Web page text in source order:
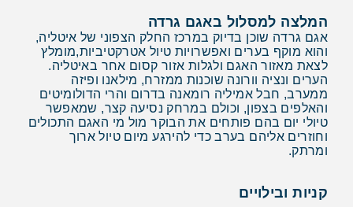
המלצה למסלול באגם גרדה
אגם גרדה שוכן בדיוק במרכז החלק הצפוני של איטליה,
והוא מוקף בערים ואפשרויות טיול אטרקטיביות,מומלץ
לצאת מאזור האגם ולגלות אזור קסום אחר באיטליה.
הערים ונציה וורונה שוכנות ממזרח, מילאנו ופיזה
ממערב, חבל אמיליה רומאנה בדרום והרי הדולומיטים
והאלפים בצפון, וכולם במרחק נסיעה קצר, שמאפשר
טיולי יום בהם פותחים את הבוקר מול מי האגם התכולים
וחוזרים אליהם בערב כדי להירגע מיום טיול ארוך
ומרתק.
קניות ובילויים